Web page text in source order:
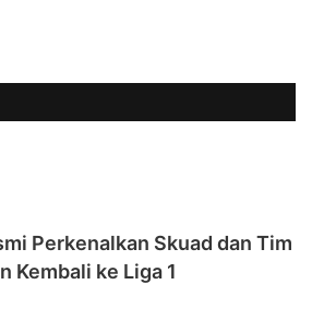
Perkenalkan Skuad dan Tim
Kembali ke Liga 1